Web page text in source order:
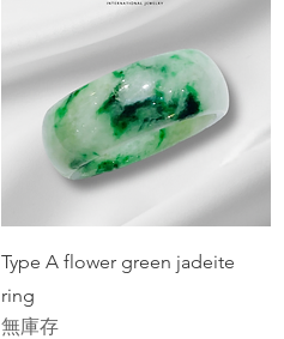
快速瀏覽
Type A flower green jadeite
ring
無庫存